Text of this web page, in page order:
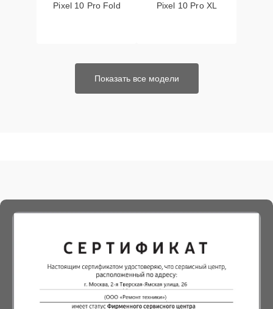
Pixel 10 Pro Fold
Pixel 10 Pro XL
Показать все модели